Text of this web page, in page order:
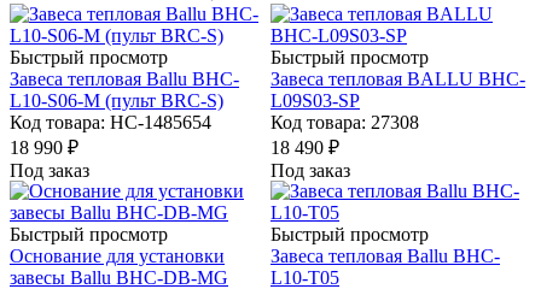
Быстрый просмотр
Завеса тепловая Ballu BHC-
L10-S06-M (пульт BRC-S)
Код товара: НС-1485654
18 990 ₽
Под заказ
Быстрый просмотр
Завеса тепловая BALLU BHC-
L09S03-SP
Код товара: 27308
18 490 ₽
Под заказ
Быстрый просмотр
Основание для установки
завесы Ballu BHC-DB-MG
Быстрый просмотр
Завеса тепловая Ballu BHC-
L10-T05